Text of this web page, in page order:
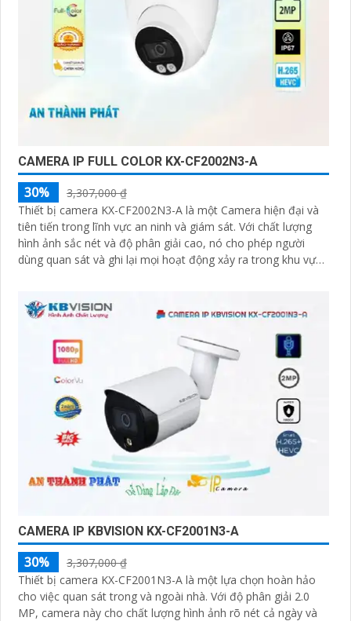
CAMERA IP FULL COLOR KX-CF2002N3-A
30%
3,307,000 ₫
Thiết bị camera KX-CF2002N3-A là một Camera hiện đại và
tiên tiến trong lĩnh vực an ninh và giám sát. Với chất lượng
hình ảnh sắc nét và độ phân giải cao, nó cho phép người
dùng quan sát và ghi lại mọi hoạt động xảy ra trong khu vực
CAMERA IP KBVISION KX-CF2001N3-A
30%
3,307,000 ₫
Thiết bị camera KX-CF2001N3-A là một lựa chọn hoàn hảo
cho việc quan sát trong và ngoài nhà. Với độ phân giải 2.0
MP, camera này cho chất lượng hình ảnh rõ nét cả ngày và